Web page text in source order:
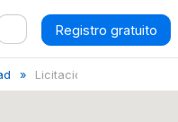
Registro gratuito
Licitación Diseño y ...